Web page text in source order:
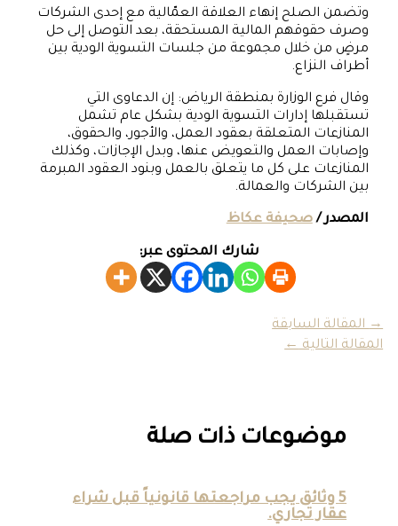
وتضمن الصلح إنهاء العلاقة العمّالية مع إحدى الشركات
وصرف حقوقهم المالية المستحقة، بعد التوصل إلى حل
مرضٍ من خلال مجموعة من جلسات التسوية الودية بين
أطراف النزاع.
وقال فرع الوزارة بمنطقة الرياض: إن الدعاوى التي
تستقبلها إدارات التسوية الودية بشكل عام تشمل
المنازعات المتعلقة بعقود العمل، والأجور، والحقوق،
وإصابات العمل والتعويض عنها، وبدل الإجازات، وكذلك
المنازعات على كل ما يتعلق بالعمل وبنود العقود المبرمة
بين الشركات والعمالة.
المصدر /صحيفة عكاظ
شارك المحتوى عبر:
→المقالة السابقة
المقالة التالية←
موضوعات ذات صلة
5 وثائق يجب مراجعتها قانونياً قبل شراء
عقار تجاري.